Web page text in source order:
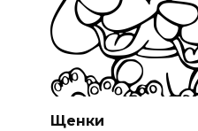
Щенки